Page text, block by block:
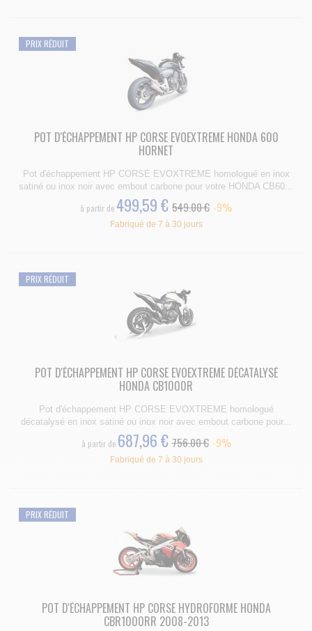
PRIX RÉDUIT
POT D'ÉCHAPPEMENT HP CORSE EVOEXTREME HONDA 600
HORNET
Pot d'échappement HP CORSE EVOXTREME homologué en inox
satiné ou inox noir avec embout carbone pour votre HONDA CB60...
à partir de 499,59 € 549.00 € -9%
Fabriqué de 7 à 30 jours
PRIX RÉDUIT
POT D'ÉCHAPPEMENT HP CORSE EVOEXTREME DÉCATALYSÉ
HONDA CB1000R
Pot d'échappement HP CORSE EVOXTREME homologué
décatalysé en inox satiné ou inox noir avec embout carbone pour...
à partir de 687,96 € 756.00 € -9%
Fabriqué de 7 à 30 jours
PRIX RÉDUIT
POT D'ÉCHAPPEMENT HP CORSE HYDROFORME HONDA
CBR1000RR 2008-2013